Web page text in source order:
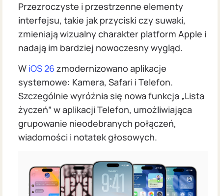
Przezroczyste i przestrzenne elementy
interfejsu, takie jak przyciski czy suwaki,
zmieniają wizualny charakter platform Apple i
nadają im bardziej nowoczesny wygląd.
W iOS 26 zmodernizowano aplikacje
systemowe: Kamera, Safari i Telefon.
Szczególnie wyróżnia się nowa funkcja „Lista
życzeń” w aplikacji Telefon, umożliwiająca
grupowanie nieodebranych połączeń,
wiadomości i notatek głosowych.